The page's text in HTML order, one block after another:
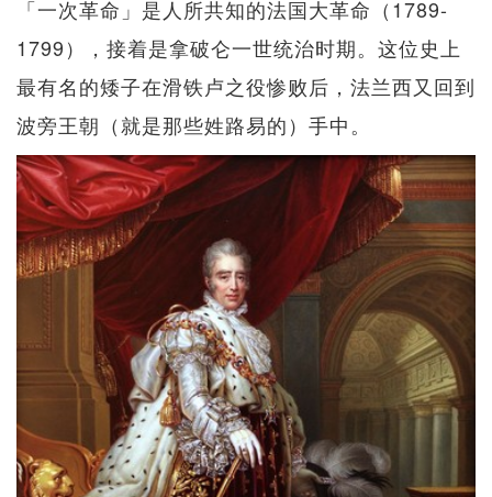
「一次革命」是人所共知的法国大革命（1789-
1799），接着是拿破仑一世统治时期。这位史上
最有名的矮子在滑铁卢之役惨败后，法兰西又回到
波旁王朝（就是那些姓路易的）手中。